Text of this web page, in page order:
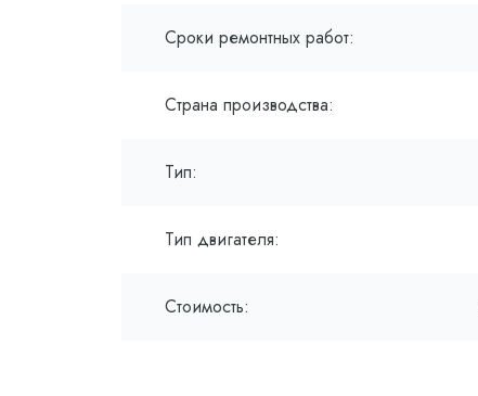
Сроки ремонтных работ:
Страна производства:
Тип:
Тип двигателя:
Стоимость: